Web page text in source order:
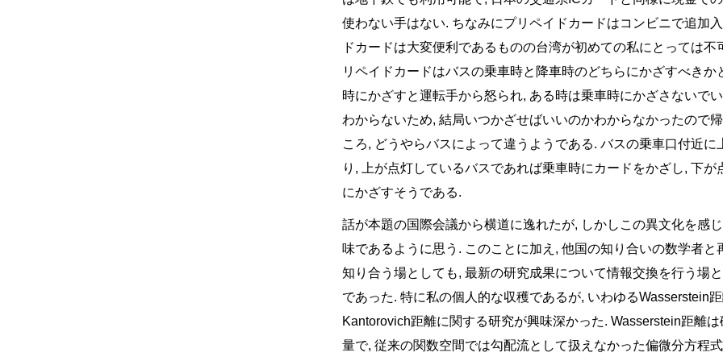
使わない手はない. ちなみにプリペイドカードはコンビニで追加
ドカードは大変便利であるものの台湾が初めての私にとっては
リペイドカードはバスの乗車時と降車時のどちらにかざすべき
時にかざすと運転手から怒られ, ある時は乗車時にかざさないで
わからないため, 結局いつかざせばいいのかわからなかったので
ころ, どうやらバスによって違うようである. バスの乗車口付近
り, 上が点灯しているバスであれば乗車時にカードをかざし, 下
にかざすそうである.
話が本題の国際会議から横道に逸れたが, しかしこの異文化を感
味であるように思う. このことに加え, 他国の知り合いの数学者
知り合う場としても, 最新の研究成果について情報交換を行う場
であった. 特に私の個人的な収穫であるが, いわゆるWasserstein
Kantorovich距離に関する研究が興味深かった. Wasserstein距離
量で, 従来の関数空間では勾配流として扱えなかった偏微分方程